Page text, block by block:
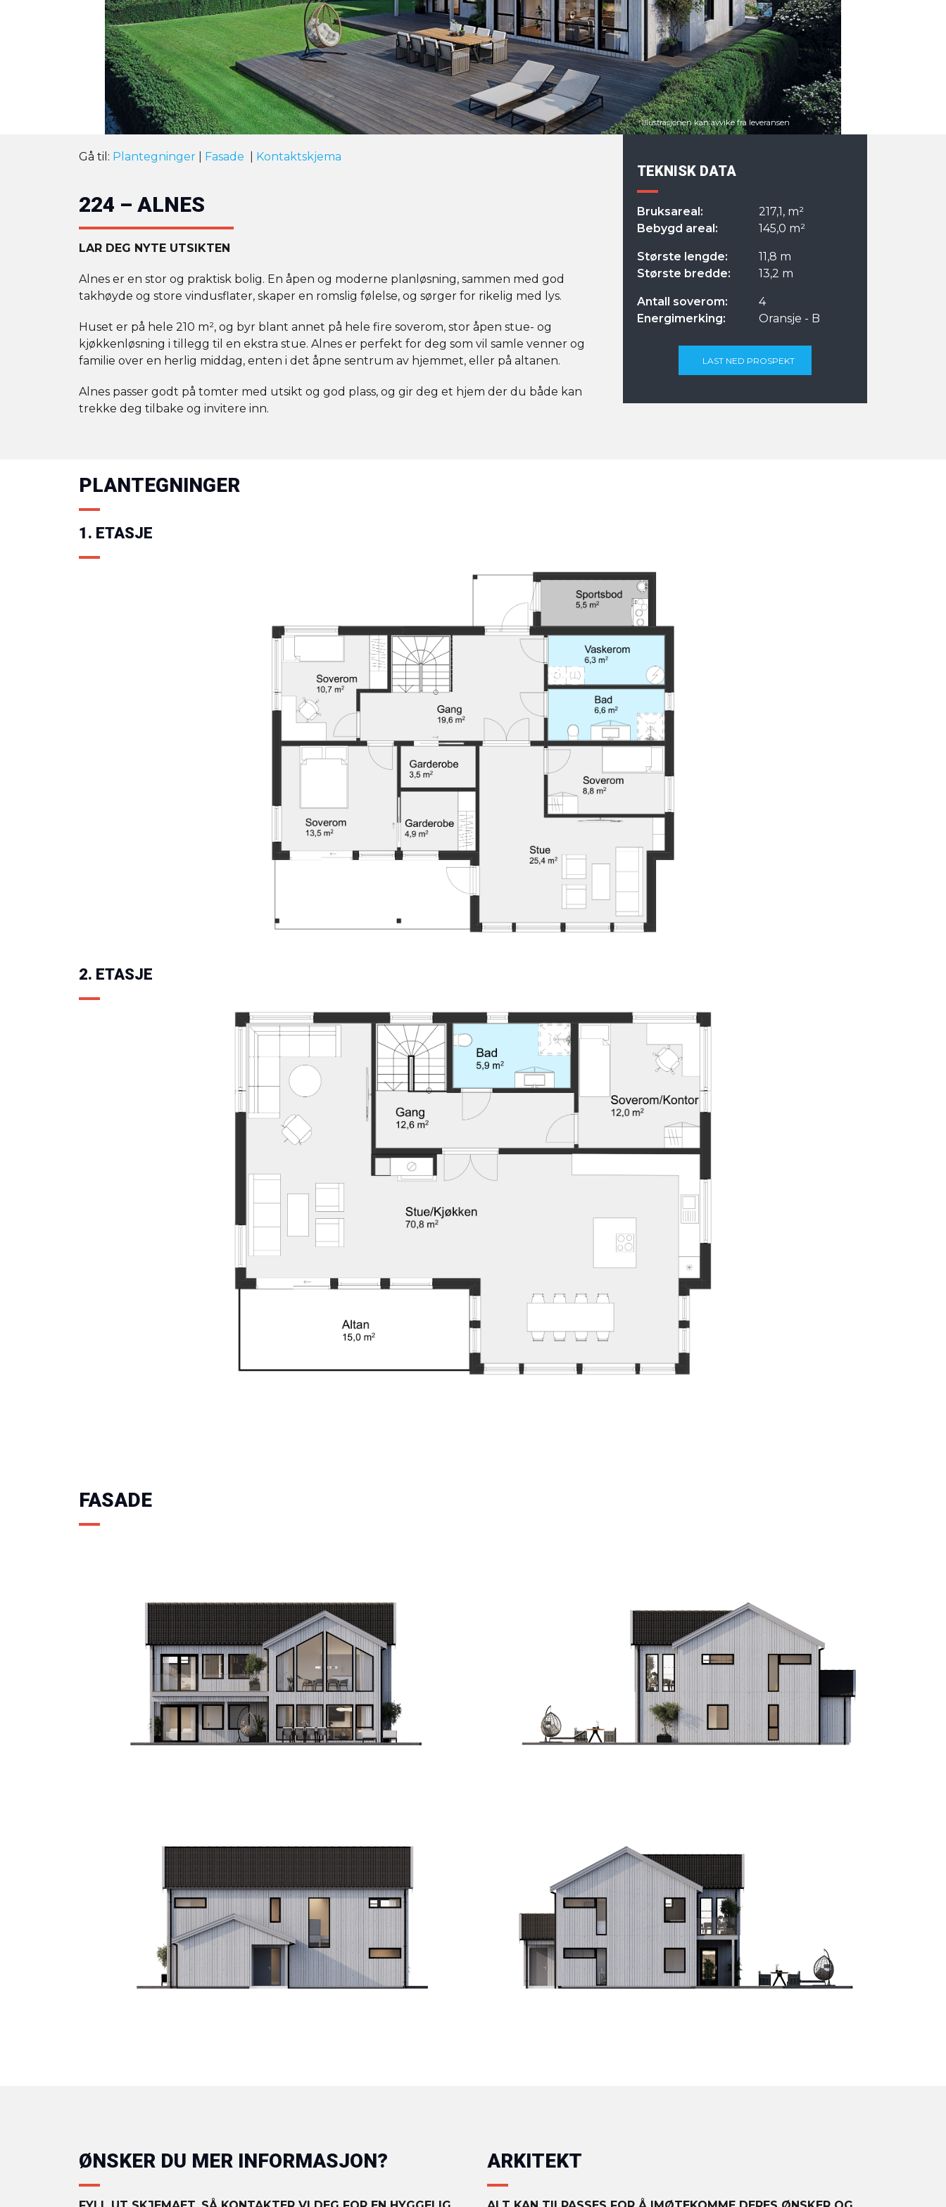
Gå til: Plantegninger Fasade Kontaktskjema
224 – ALNES
LAR DEG NYTE UTSIKTEN
Alnes er en stor og praktisk bolig. En åpen og moderne planløsning, sammen med god
takhøyde og store vindusflater, skaper en romslig følelse, og sørger for rikelig med lys.
Huset er på hele 210 m², og byr blant annet på hele fire soverom, stor åpen stue- og
kjøkkenløsning i tillegg til en ekstra stue. Alnes er perfekt for deg som vil samle venner og
familie over en herlig middag, enten i det åpne sentrum av hjemmet, eller på altanen.
Alnes passer godt på tomter med utsikt og god plass, og gir deg et hjem der du både kan
trekke deg tilbake og invitere inn.
TEKNISK DATA
Bruksareal:
217,1, m²
Bebygd areal:
145,0 m²
Største lengde:
11,8 m
Største bredde:
13,2 m
Antall soverom:
4
Energimerking:
Oransje - B
LAST NED PROSPEKT
PLANTEGNINGER
1. ETASJE
2. ETASJE
FASADE
ØNSKER DU MER INFORMASJON? ARKITEKT